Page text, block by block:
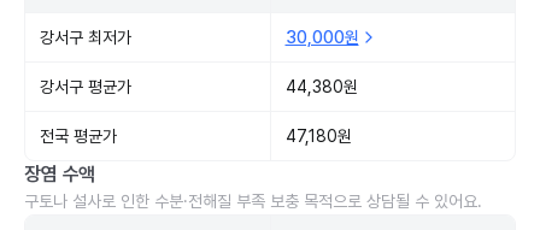
강서구 최저가 30,000원
강서구 평균가 44,380원
전국 평균가 47,180원
장염 수액
구토나 설사로 인한 수분·전해질 부족 보충 목적으로 상담될 수 있어요.